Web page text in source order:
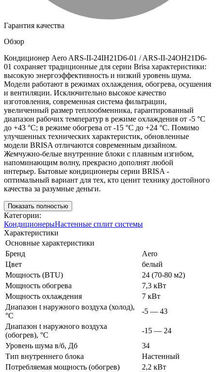
Гарантия качества
Обзор
Кондиционер Aero ARS-II-24IH21D6-01 / ARS-II-24OH21D6-
01 сохраняет традиционные для серии Brisa характеристики:
высокую энергоэффективность и низкий уровень шума.
Модели работают в режимах охлаждения, обогрева, осушения
и вентиляции. Исключительно высокое качество
изготовления, современная система фильтрации,
увеличенный размер теплообменника, гарантированный
диапазон рабочих температур в режиме охлаждения от -5 °С
до +43 °С; в режиме обогрева от -15 °С до +24 °С. Помимо
улучшенных технических характеристик, обновленные
модели BRISA отличаются современным дизайном.
Жемчужно-белые внутренние блоки с плавным изгибом,
напоминающим волну, прекрасно дополнят любой
интерьер. Бытовые кондиционеры серии BRISA -
оптимальный вариант для тех, кто ценит технику достойного
качества за разумные деньги.
Показать полностью
Категории:
КондиционерыНастенные сплит системы
Характеристики
Основные характеристики
Бренд
Aero
Цвет
белый
Мощность (BTU)
24 (70-80 м2)
Мощность обогрева
7,3 кВт
Мощность охлаждения
7 кВт
Диапазон t наружного воздуха (холод),
°C
-5 — 43
Диапазон t наружного воздуха
(обогрев), °C
-15 — 24
Уровень шума в/б, Дб
34
Тип внутреннего блока
Настенный
Потребляемая мощность (обогрев)
2,2 кВт